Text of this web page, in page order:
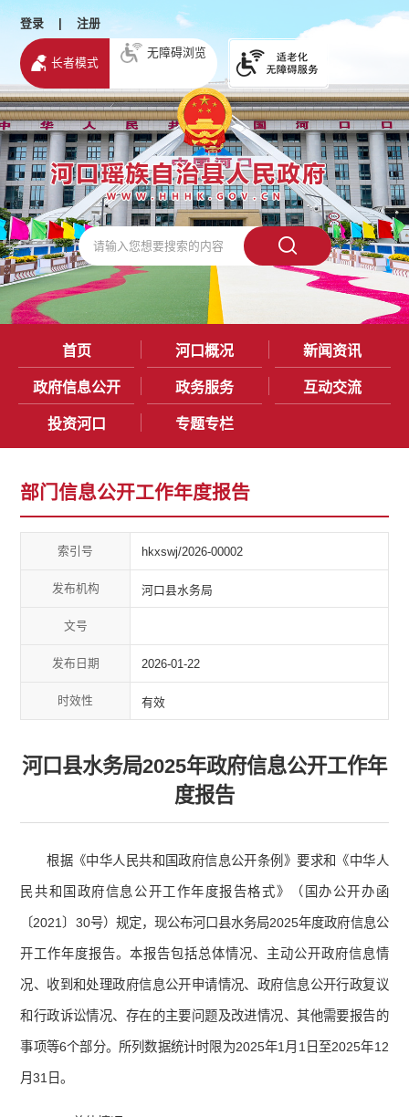
登录 | 注册
长者模式
无障碍浏览
首页 河口概况 新闻资讯
政府信息公开 政务服务 互动交流
投资河口 专题专栏
部门信息公开工作年度报告
索引号 hkxswj/2026-00002
发布机构 河口县水务局
文号
发布日期 2026-01-22
时效性 有效
河口县水务局2025年政府信息公开工作年
度报告
根据《中华人民共和国政府信息公开条例》要求和《中华人
民共和国政府信息公开工作年度报告格式》（国办公开办函
〔2021〕30号）规定，现公布河口县水务局2025年度政府信息公
开工作年度报告。本报告包括总体情况、主动公开政府信息情
况、收到和处理政府信息公开申请情况、政府信息公开行政复议
和行政诉讼情况、存在的主要问题及改进情况、其他需要报告的
事项等6个部分。所列数据统计时限为2025年1月1日至2025年12
月31日。